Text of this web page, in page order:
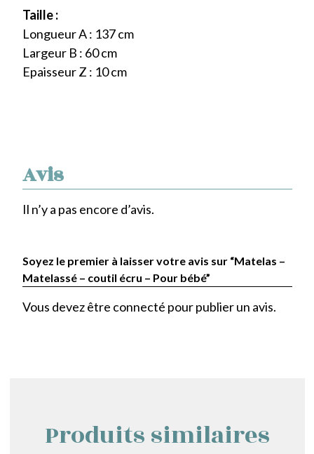
Avis
Il n’y a pas encore d’avis.
Soyez le premier à laisser votre avis sur “Matelas –
Matelassé – coutil écru – Pour bébé”
Vous devez être connecté pour publier un avis.
Taille :
Longueur A : 137 cm
Largeur B : 60 cm
Epaisseur Z : 10 cm
Produits similaires